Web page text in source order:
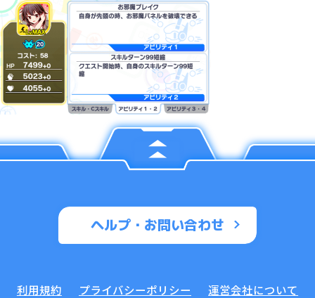
ヘルプ・お問い合わせ
利用規約 プライバシーポリシー
運営会社について